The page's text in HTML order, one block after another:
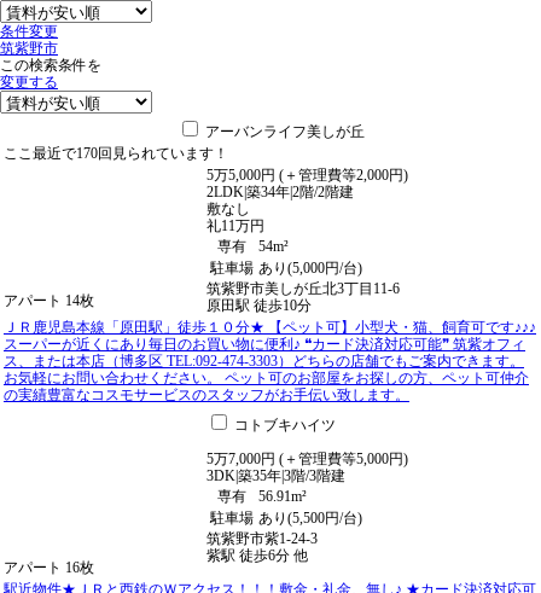
条件変更
筑紫野市
この検索条件を
変更する
アーバンライフ美しが丘
ここ最近で170回 見られています！
アパート 14枚
5万5,000円 (＋管理費等2,000円)
2LDK築34年2階/2階建
敷なし
礼11万円
専有
54m²
駐車場 あり(5,000円/台)
筑紫野市美しが丘北3丁目11-6
原田駅 徒歩10分
ＪＲ鹿児島本線「原田駅」徒歩１０分★ 【ペット可】小型犬・猫、飼育可です♪♪♪
スーパーが近くにあり毎日のお買い物に便利♪ ❝カード決済対応可能❞ 筑紫オフィ
ス、または本店（博多区 TEL:092-474-3303）どちらの店舗でもご案内できます。
お気軽にお問い合わせください。 ペット可のお部屋をお探しの方、ペット可仲介
の実績豊富なコスモサービスのスタッフがお手伝い致します。
コトブキハイツ
アパート 16枚
5万7,000円 (＋管理費等5,000円)
3DK築35年3階/3階建
専有
56.91m²
駐車場 あり(5,500円/台)
筑紫野市紫1-24-3
紫駅 徒歩6分 他
駅近物件★ＪＲと西鉄のＷアクセス！！！敷金・礼金、無し♪ ★カード決済対応可